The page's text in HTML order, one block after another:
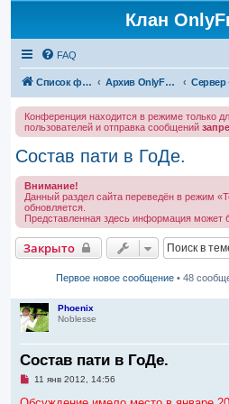
Клан
FAQ
Список форумов Архив OnlyFriends
Конференция находится в режиме только
пользователей и отправка сообщений
Состав пати в ГоДе.
Внимание!
Данный раздел сайта переведён в режим
обновляется.
Представленная здесь информация может
Закрыто
Первое новое сообщение • 48
Phoenix
Noblesse
Состав пати в ГоДе.
Н
п
11 янв 2012, 14:56